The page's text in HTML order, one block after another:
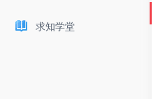
求知学堂